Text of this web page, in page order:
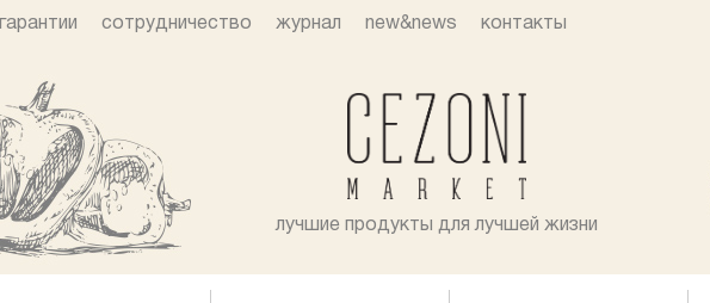
гарантии сотрудничество журнал new&news контакты
лучшие продукты для лучшей жизни